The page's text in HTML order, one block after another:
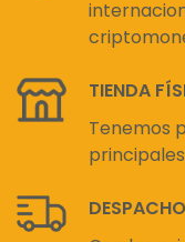
TIENDA
Tenemos